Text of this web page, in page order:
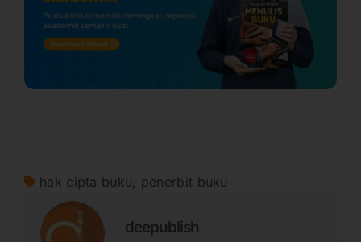
hak cipta buku penerbit buku
deepublish